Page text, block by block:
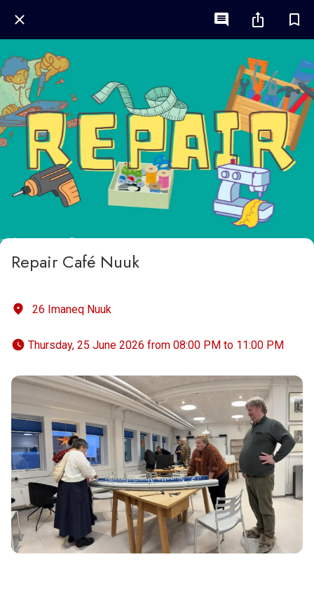
Repair Café Nuuk
26 Imaneq Nuuk
Thursday, 25 June 2026 from 08:00 PM to 11:00 PM